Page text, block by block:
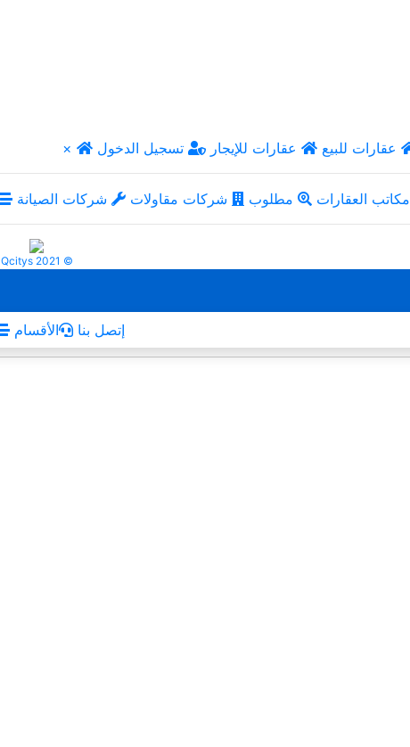
× عقارات للبيع عقارات للإيجار تسجيل الدخول
مكاتب العقارات مطلوب شركات مقاولات شركات الصيانة
Qcitys 2021 ©
الأقسام إتصل بنا